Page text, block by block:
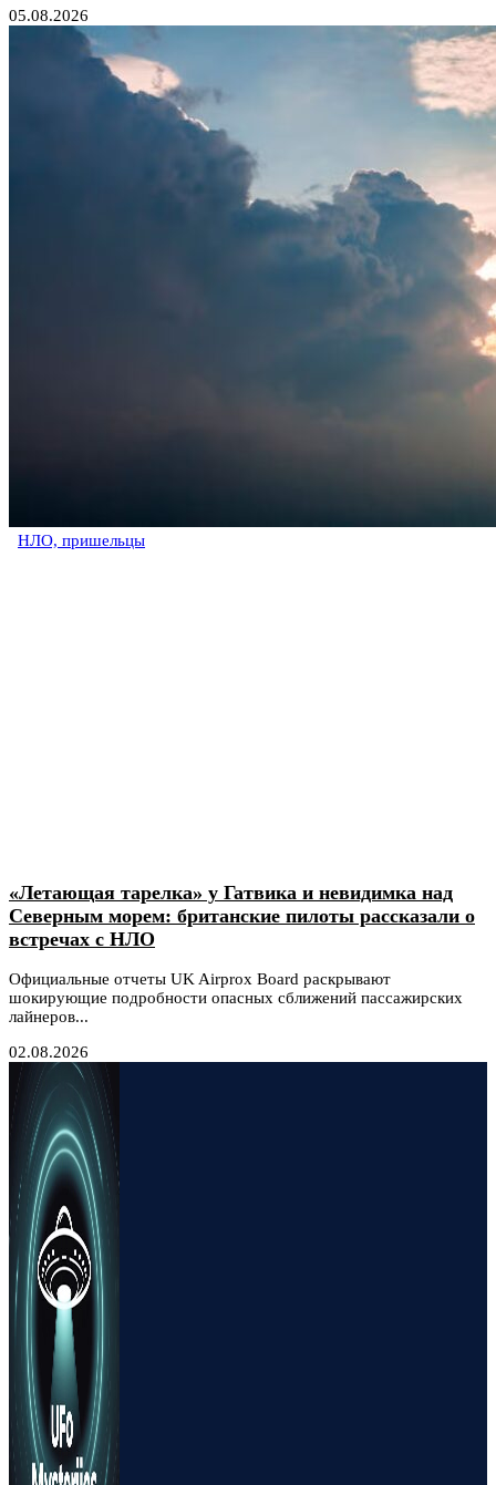
05.08.2026
НЛО, пришельцы
«Летающая тарелка» у Гатвика и невидимка над
Северным морем: британские пилоты рассказали о
встречах с НЛО
Официальные отчеты UK Airprox Board раскрывают
шокирующие подробности опасных сближений пассажирских
лайнеров...
02.08.2026